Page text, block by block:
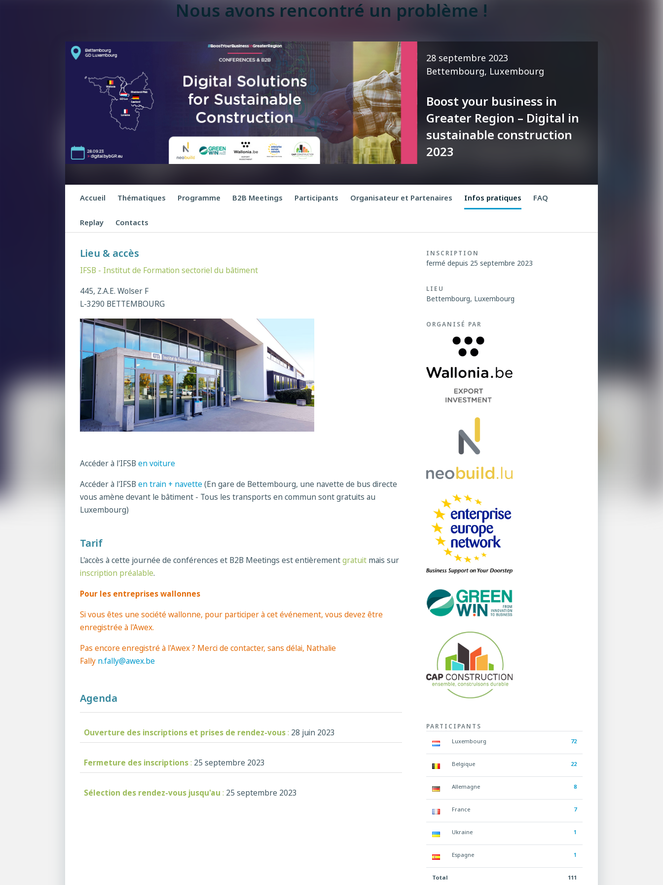
Nous avons rencontré un problème !
28 septembre 2023
Bettembourg, Luxembourg
Boost your business in
Greater Region – Digital in
sustainable construction
2023
Accueil Thématiques Programme B2B Meetings Participants Organisateur et Partenaires Infos pratiques FAQ
Replay Contacts
Lieu & accès
IFSB - Institut de Formation sectoriel du bâtiment
445, Z.A.E. Wolser F
L-3290 BETTEMBOURG
Accéder à l'IFSB en voiture
Accéder à l'IFSB en train + navette(En gare de Bettembourg, une navette de bus directe
vous amène devant le bâtiment - Tous les transports en commun sont gratuits au
Luxembourg)
Tarif
L'accès à cette journée de conférences et B2B Meetings est entièrementgratuit mais sur
inscription préalable.
Pour les entreprises wallonnes
Si vous êtes une société wallonne, pour participer à cet événement, vous devez être
enregistrée à l'Awex.
Pas encore enregistré à l'Awex ? Merci de contacter, sans délai, Nathalie
Fally n.fally@awex.be
Agenda
Ouverture des inscriptions et prises de rendez-vous: 28 juin 2023
Fermeture des inscriptions: 25 septembre 2023
Sélection des rendez-vous jusqu'au : 25 septembre 2023
INSCRIPTION
fermé depuis 25 septembre 2023
LIEU
Bettembourg, Luxembourg
ORGANISÉ PAR
PARTICIPANTS
Luxembourg 72
Belgique 22
Allemagne 8
France 7
Ukraine 1
Espagne 1
Total 111